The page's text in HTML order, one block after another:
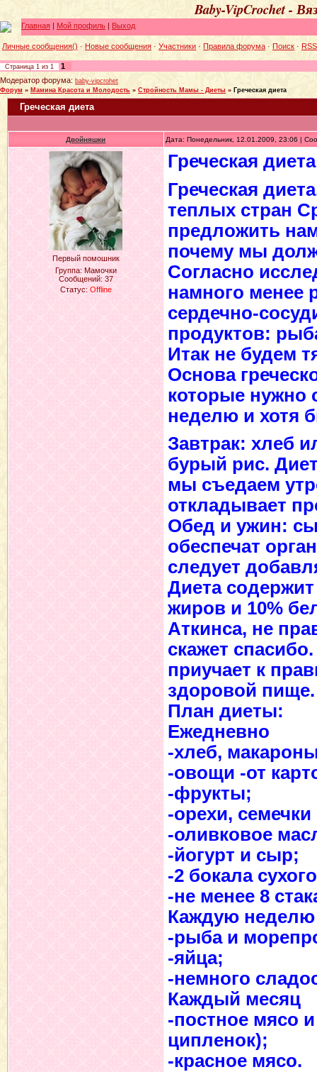
Baby-VipCrochet -
Главная | Мой профиль | Выход
Личные сообщения() · Новые сообщения · Участники · Правила форума · Поиск · RSS
Страница 1 из 1
1
Модератор форума: baby-vipcrohet
Форум » Мамина Красота и Молодость » Стройность Мамы - Диеты » Греческая диета
Греческая диета
Двойняшки Дата: Понедельник, 12.01.2009, 23:06 |
Первый помошник
Группа: Мамочки
Сообщений: 37
Статус: Offline
Греческая диета
Греческая
теплых стран
предложить
почему мы
Согласно
намного менее
сердечно-
продуктов:
Итак не будем
Основа
которые нужно
неделю и хотя
Завтрак: хлеб
бурый рис.
мы съедаем
откладывает
Обед и ужин:
обеспечат
следует
Диета
жиров и 10%
Аткинса, не
скажет
приучает к
здоровой пище.
План диеты:
Ежедневно
-хлеб,
-овощи -от
-фрукты;
-орехи,
-оливковое
-йогурт и сыр;
-2 бокала
-не менее 8
Каждую неделю
-рыба и
-яйца;
-немного
Каждый месяц
-постное мясо
ципленок);
-красное мясо.